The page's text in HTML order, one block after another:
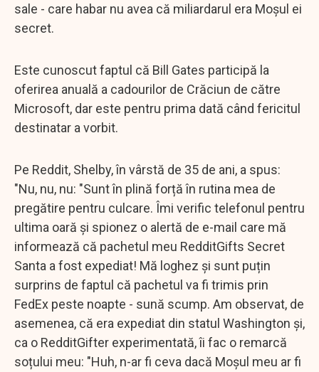
sale - care habar nu avea că miliardarul era Moșul ei
secret.
Este cunoscut faptul că Bill Gates participă la
oferirea anuală a cadourilor de Crăciun de către
Microsoft, dar este pentru prima dată când fericitul
destinatar a vorbit.
Pe Reddit, Shelby, în vârstă de 35 de ani, a spus:
"Nu, nu, nu: "Sunt în plină forță în rutina mea de
pregătire pentru culcare. Îmi verific telefonul pentru
ultima oară și spionez o alertă de e-mail care mă
informează că pachetul meu RedditGifts Secret
Santa a fost expediat! Mă loghez și sunt puțin
surprins de faptul că pachetul va fi trimis prin
FedEx peste noapte - sună scump. Am observat, de
asemenea, că era expediat din statul Washington și,
ca o RedditGifter experimentată, îi fac o remarcă
soțului meu: "Huh, n-ar fi ceva dacă Moșul meu ar fi